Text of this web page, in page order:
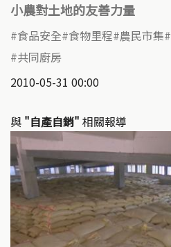
小農對土地的友善力量
食品安全 食物里程 農民市集
共同廚房
2010-05-31 00:00
與 "自產自銷" 相關報導